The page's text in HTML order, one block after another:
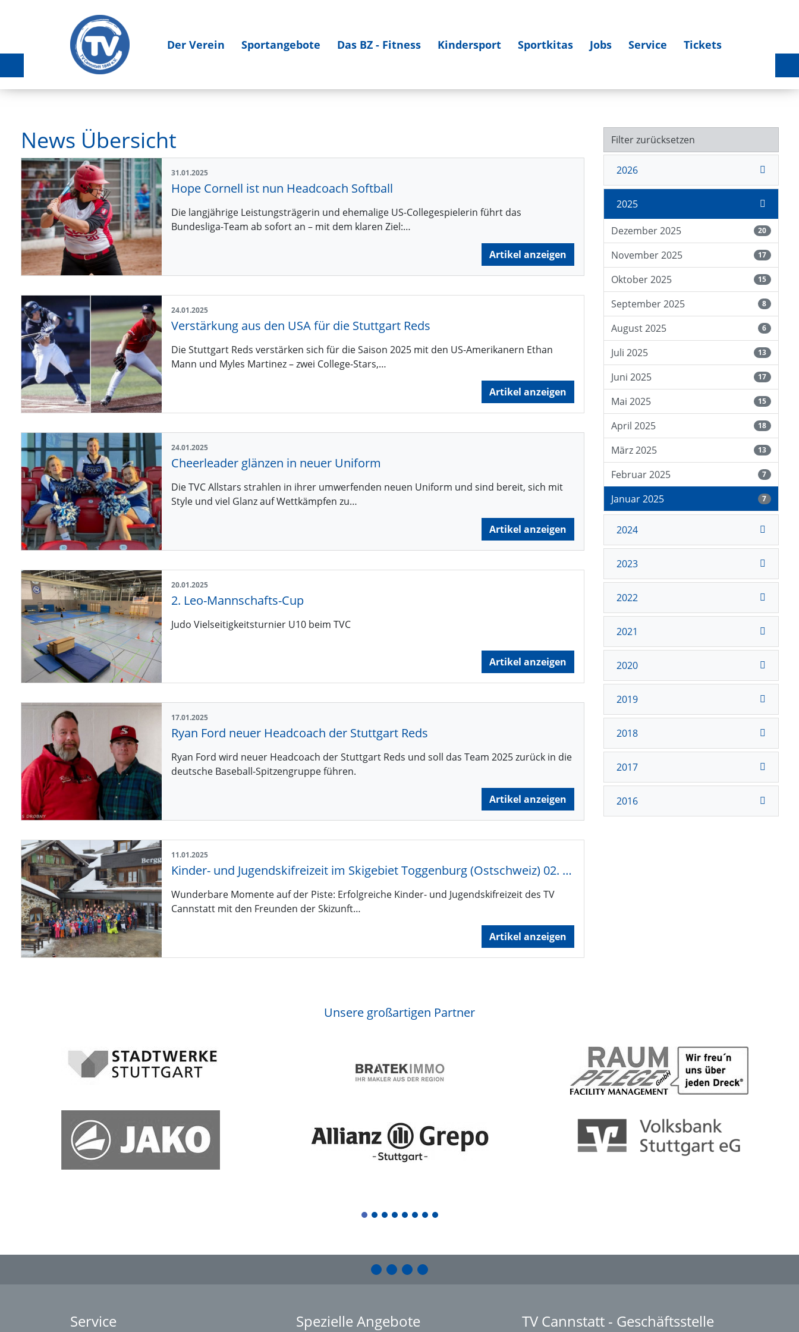
Der Verein Sportangebote Das BZ - Fitness Kindersport Sportkitas Jobs Service Tickets
News Übersicht
31.01.2025
Hope Cornell ist nun Headcoach Softball
Die langjährige Leistungsträgerin und ehemalige US-Collegespielerin führt das
Bundesliga-Team ab sofort an – mit dem klaren Ziel:…
Artikel anzeigen
24.01.2025
Verstärkung aus den USA für die Stuttgart Reds
Die Stuttgart Reds verstärken sich für die Saison 2025 mit den US-Amerikanern Ethan
Mann und Myles Martinez – zwei College-Stars,…
Artikel anzeigen
24.01.2025
Cheerleader glänzen in neuer Uniform
Die TVC Allstars strahlen in ihrer umwerfenden neuen Uniform und sind bereit, sich mit
Style und viel Glanz auf Wettkämpfen zu…
Artikel anzeigen
20.01.2025
2. Leo-Mannschafts-Cup
Judo Vielseitigkeitsturnier U10 beim TVC
Artikel anzeigen
17.01.2025
Ryan Ford neuer Headcoach der Stuttgart Reds
Ryan Ford wird neuer Headcoach der Stuttgart Reds und soll das Team 2025 zurück in die
deutsche Baseball-Spitzengruppe führen.
Artikel anzeigen
11.01.2025
Kinder- und Jugendskifreizeit im Skigebiet Toggenburg (Ostschweiz) 02. – 05. Januar 2025
Wunderbare Momente auf der Piste: Erfolgreiche Kinder- und Jugendskifreizeit des TV
Cannstatt mit den Freunden der Skizunft…
Artikel anzeigen
Filter zurücksetzen
2026
2025
Dezember 2025 20
November 2025 17
Oktober 2025 15
September 2025 8
August 2025 6
Juli 2025 13
Juni 2025 17
Mai 2025 15
April 2025 18
März 2025 13
Februar 2025 7
Januar 2025 7
2024
2023
2022
2021
2020
2019
2018
2017
2016
Unsere großartigen Partner
1 2 3 4 5 6 7 8
Service Spezielle Angebote TV Cannstatt - Geschäftsstelle